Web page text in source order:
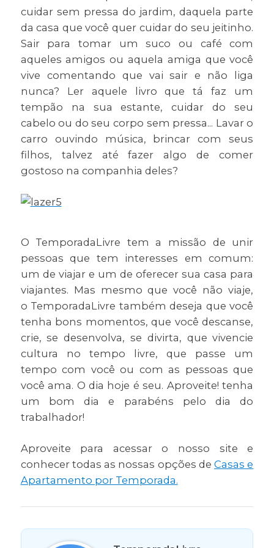
cuidar sem pressa do jardim, daquela parte
da casa que você quer cuidar do seu jeitinho.
Sair para tomar um suco ou café com
aqueles amigos ou aquela amiga que você
vive comentando que vai sair e não liga
nunca? Ler aquele livro que tá faz um
tempão na sua estante, cuidar do seu
cabelo ou do seu corpo sem pressa... Lavar o
carro ouvindo música, brincar com seus
filhos, talvez até fazer algo de comer
gostoso na companhia deles?
O TemporadaLivre tem a missão de unir
pessoas que tem interesses em comum:
um de viajar e um de oferecer sua casa para
viajantes. Mas mesmo que você não viaje,
o TemporadaLivre também deseja que você
tenha bons momentos, que você descanse,
crie, se desenvolva, se divirta, que vivencie
cultura no tempo livre, que passe um
tempo com você ou com as pessoas que
você ama. O dia hoje é seu. Aproveite! tenha
um bom dia e parabéns pelo dia do
trabalhador!
Aproveite para acessar o nosso site e
conhecer todas as nossas opções deCasas e
Apartamento por Temporada.